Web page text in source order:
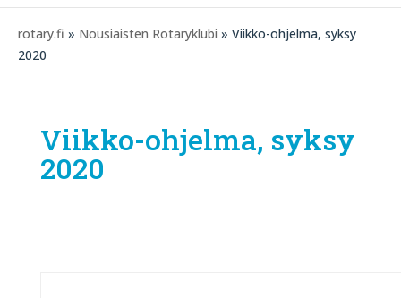
rotary.fi » Nousiaisten Rotaryklubi » Viikko-ohjelma, syksy
2020
Viikko-ohjelma, syksy
2020